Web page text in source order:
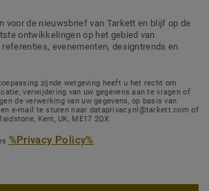
voor de nieuwsbrief van Tarkett en blijf op de
ontwikkelingen op het gebied van
evenementen, designtrends en
zijnde wetgeving heeft u het recht om
verwijdering van uw gegevens aan te vragen of
de verwerking van uw gegevens, op basis van
e-mail te sturen naar dataprivacy.nl@tarkett.com of
Kent, UK, ME17 2QX
%Privacy Policy%